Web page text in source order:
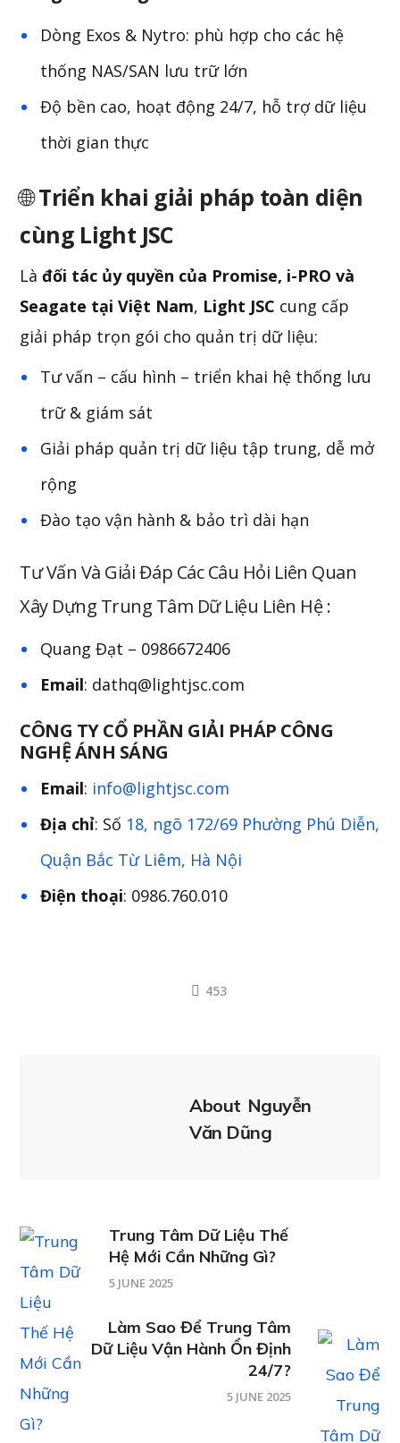
Dòng Exos & Nytro: phù hợp cho các hệ
thống NAS/SAN lưu trữ lớn
Độ bền cao, hoạt động 24/7, hỗ trợ dữ liệu
thời gian thực
🌐Triển khai giải pháp toàn diện
cùng Light JSC
Làđối tác ủy quyền của Promise, i-PRO và
Seagate tại Việt Nam, Light JSC cung cấp
giải pháp trọn gói cho quản trị dữ liệu:
Tư vấn – cấu hình – triển khai hệ thống lưu
trữ & giám sát
Giải pháp quản trị dữ liệu tập trung, dễ mở
rộng
Đào tạo vận hành & bảo trì dài hạn
Tư Vấn Và Giải Đáp Các Câu Hỏi Liên Quan
Xây Dựng Trung Tâm Dữ Liệu Liên Hệ :
Quang Đạt – 0986672406
Email: dathq@lightjsc.com
CÔNG TY CỔ PHẦN GIẢI PHÁP CÔNG
NGHỆ ÁNH SÁNG
Email: info@lightjsc.com
Địa chỉ: Số 18, ngõ 172/69 Phường Phú Diễn,
Quận Bắc Từ Liêm, Hà Nội
Điện thoại: 0986.760.010
453
About Nguyễn
Văn Dũng
Trung Tâm Dữ Liệu Thế
Hệ Mới Cần Những Gì?
5 JUNE 2025
Làm Sao Để Trung Tâm
Dữ Liệu Vận Hành Ổn Định
24/7?
5 JUNE 2025